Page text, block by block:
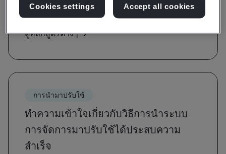
ตระหนักรู้และข้อกำหนด
ดูหลักสูตรต่างๆ
การนำมาปรับใช้
ทำความเข้าใจเกี่ยวกับวิธีการนำระบบ
การจัดการมาปรับใช้ได้ประสบความ
สำเร็จ
Cookies settings Accept all cookies